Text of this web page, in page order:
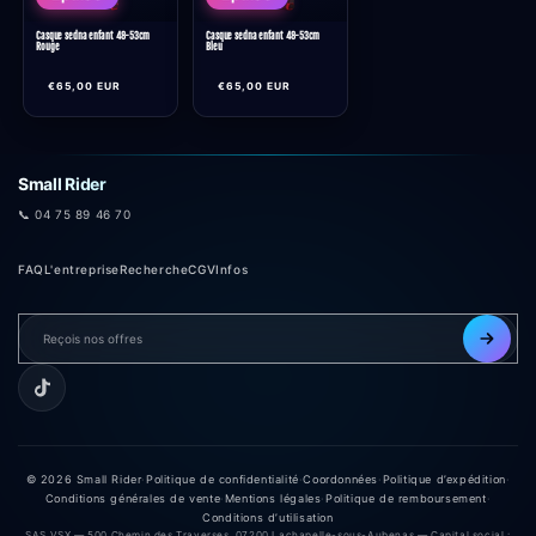
Casque sedna enfant 48-53cm
Rouge
Prix
habituel
€65,00 EUR
Casque sedna enfant 48-53cm
Bleu
Prix
habituel
€65,00 EUR
Small Rider
📞 04 75 89 46 70
FAQL'entrepriseRechercheCGVInfos
© 2026 Small Rider·Politique de confidentialité·Coordonnées·Politique d’expédition·
Conditions générales de vente·Mentions légales·Politique de remboursement·
Conditions d’utilisation